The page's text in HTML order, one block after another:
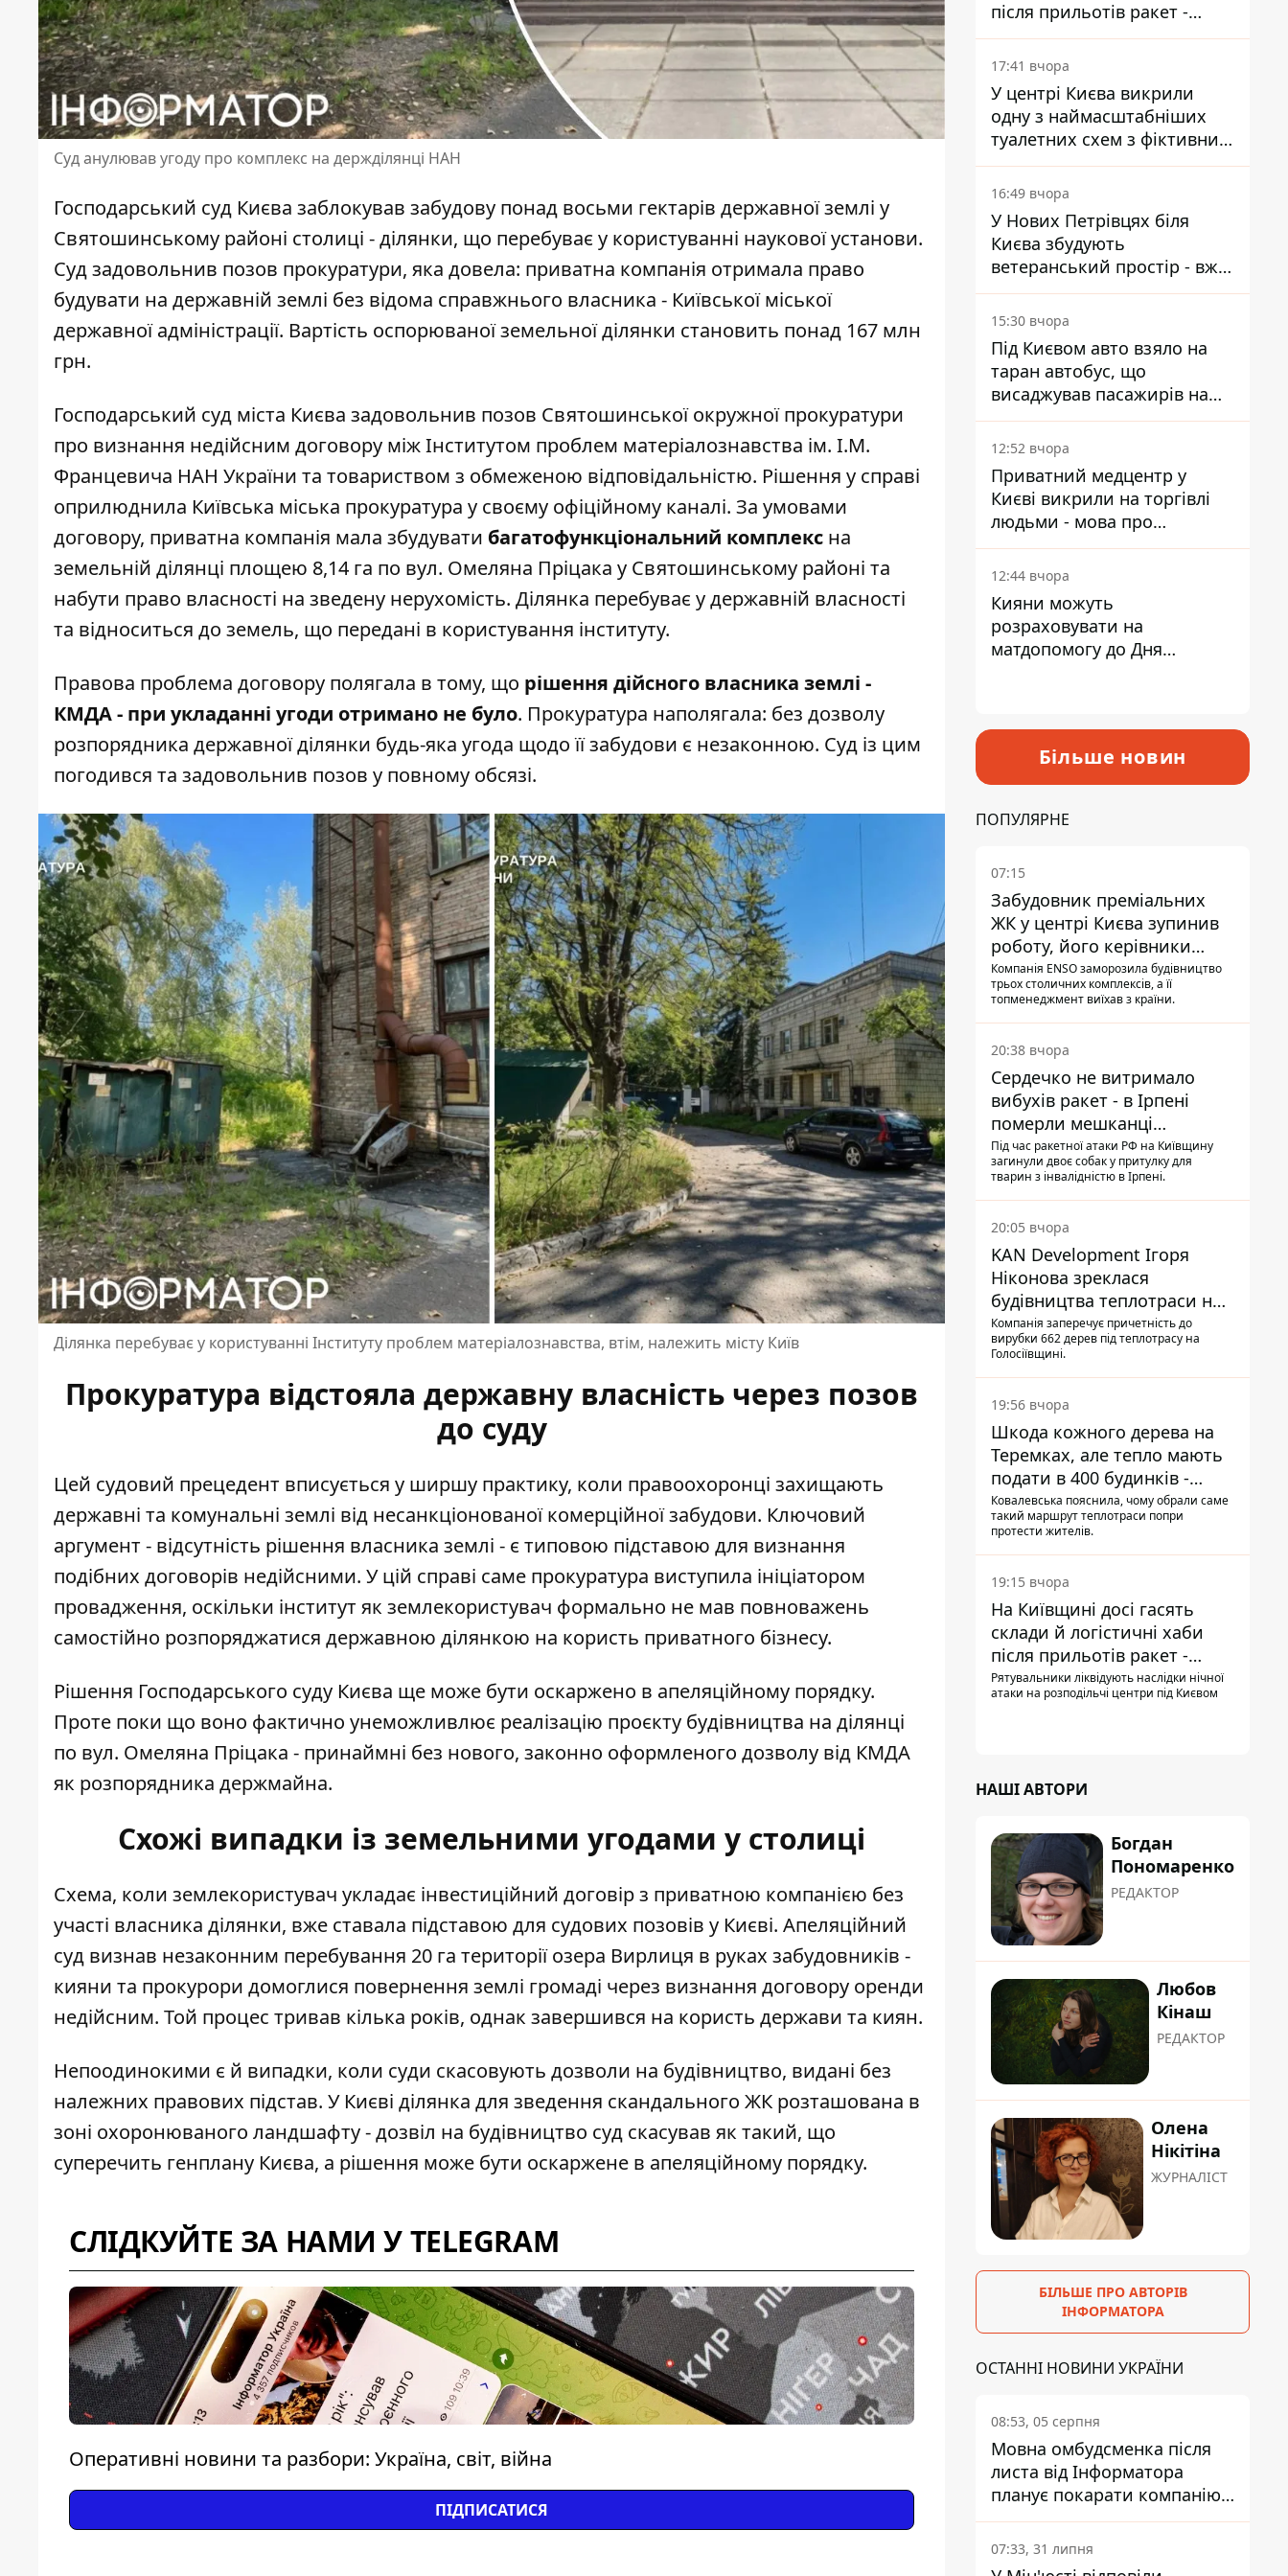
Суд анулював угоду про комплекс на держділянці НАН
Господарський суд Києва заблокував забудову понад восьми гектарів державної землі у
Святошинському районі столиці - ділянки, що перебуває у користуванні наукової установи.
Суд задовольнив позов прокуратури, яка довела: приватна компанія отримала право
будувати на державній землі без відома справжнього власника - Київської міської
державної адміністрації. Вартість оспорюваної земельної ділянки становить понад 167 млн
грн.
Господарський суд міста Києва задовольнив позов Святошинської окружної прокуратури
про визнання недійсним договору між Інститутом проблем матеріалознавства ім. І.М.
Францевича НАН України та товариством з обмеженою відповідальністю. Рішення у справі
оприлюднила Київська міська прокуратура у своєму офіційному каналі. За умовами
договору, приватна компанія мала збудувати багатофункціональний комплекс на
земельній ділянці площею 8,14 га по вул. Омеляна Пріцака у Святошинському районі та
набути право власності на зведену нерухомість. Ділянка перебуває у державній власності
та відноситься до земель, що передані в користування інституту.
Правова проблема договору полягала в тому, що рішення дійсного власника землі -
КМДА - при укладанні угоди отримано не було. Прокуратура наполягала: без дозволу
розпорядника державної ділянки будь-яка угода щодо її забудови є незаконною. Суд із цим
погодився та задовольнив позов у повному обсязі.
Ділянка перебуває у користуванні Інституту проблем матеріалознавства, втім, належить місту Київ
Прокуратура відстояла державну власність через позов
до суду
Цей судовий прецедент вписується у ширшу практику, коли правоохоронці захищають
державні та комунальні землі від несанкціонованої комерційної забудови. Ключовий
аргумент - відсутність рішення власника землі - є типовою підставою для визнання
подібних договорів недійсними. У цій справі саме прокуратура виступила ініціатором
провадження, оскільки інститут як землекористувач формально не мав повноважень
самостійно розпоряджатися державною ділянкою на користь приватного бізнесу.
Рішення Господарського суду Києва ще може бути оскаржено в апеляційному порядку.
Проте поки що воно фактично унеможливлює реалізацію проєкту будівництва на ділянці
по вул. Омеляна Пріцака - принаймні без нового, законно оформленого дозволу від КМДА
як розпорядника держмайна.
Схожі випадки із земельними угодами у столиці
Схема, коли землекористувач укладає інвестиційний договір з приватною компанією без
участі власника ділянки, вже ставала підставою для судових позовів у Києві. Апеляційний
суд визнав незаконним перебування 20 га території озера Вирлиця в руках забудовників -
кияни та прокурори домоглися повернення землі громаді через визнання договору оренди
недійсним. Той процес тривав кілька років, однак завершився на користь держави та киян.
Непоодинокими є й випадки, коли суди скасовують дозволи на будівництво, видані без
належних правових підстав. У Києві ділянка для зведення скандального ЖК розташована в
зоні охоронюваного ландшафту -дозвіл на будівництво суд скасував як такий, що
суперечить генплану Києва, а рішення може бути оскаржене в апеляційному порядку.
СЛІДКУЙТЕ ЗА НАМИ У TELEGRAM
Оперативні новини та разбори: Україна, світ, війна
ПІДПИСАТИСЯ
після прильотів ракет -
ДСНС
17:41 вчора
У центрі Києва викрили
одну з наймасштабніших
туалетних схем з фіктивним
будинком
16:49 вчора
У Нових Петрівцях біля
Києва збудують
ветеранський простір - вже
знайшли проєктанта
15:30 вчора
Під Києвом авто взяло на
таран автобус, що
висаджував пасажирів на
зупинці - пасажирка в
лікарні
12:52 вчора
Приватний медцентр у
Києві викрили на торгівлі
людьми - мова про
сурогатне материнство
12:44 вчора
Кияни можуть
розраховувати на
матдопомогу до Дня
Більше новин
ПОПУЛЯРНЕ
07:15
Забудовник преміальних
ЖК у центрі Києва зупинив
роботу, його керівники
втекли з України - Bihus.info
Компанія ENSO заморозила будівництво
трьох столичних комплексів, а її
топменеджмент виїхав з країни.
20:38 вчора
Сердечко не витримало
вибухів ракет - в Ірпені
померли мешканці
притулку для собак з
інвалідністю
Під час ракетної атаки РФ на Київщину
загинули двоє собак у притулку для
тварин з інвалідністю в Ірпені.
20:05 вчора
KAN Development Ігоря
Ніконова зреклася
будівництва теплотраси на
Теремках
Компанія заперечує причетність до
вирубки 662 дерев під теплотрасу на
Голосіївщині.
19:56 вчора
Шкода кожного дерева на
Теремках, але тепло мають
подати в 400 будинків -
депутатка Київради
Ковалевська пояснила, чому обрали саме
такий маршрут теплотраси попри
протести жителів.
19:15 вчора
На Київщині досі гасять
склади й логістичні хаби
після прильотів ракет -
ДСНС
Рятувальники ліквідують наслідки нічної
атаки на розподільчі центри під Києвом
НАШІ АВТОРИ
Богдан
Пономаренко
РЕДАКТОР
Любов
Кінаш
РЕДАКТОР
Олена
Нікітіна
ЖУРНАЛІСТ
БІЛЬШЕ ПРО АВТОРІВ
ІНФОРМАТОРА
ОСТАННІ НОВИНИ УКРАЇНИ
08:53, 05 серпня
Мовна омбудсменка після
листа від Інформатора
планує покарати компанію-
підрядника ПриватБанку
07:33, 31 липня